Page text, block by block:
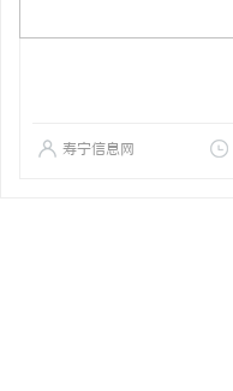
寿宁信息网